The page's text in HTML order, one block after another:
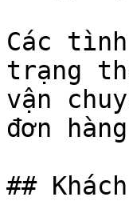
Các
trạng
vận
đơn
##